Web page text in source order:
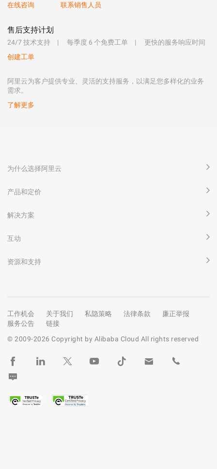
在线咨询
联系销售人员
售后支持计划
24/7 技术支持 每季度 6 个免费工单
更快的服务响应时间
创建工单
阿里云为客户提供专业、灵活的支持服务，以满足您多样化的业务
需求。
了解更多
为什么选择阿里云
产品和定价
解决方案
互动
资源和支持
工作机会 关于我们 私隐策略 法律条款
廉正举报
服务公告
链接
© 2009-2026 Copyright by Alibaba Cloud All rights reserved